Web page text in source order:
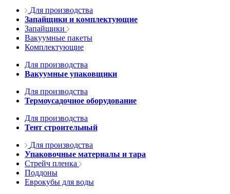
Для производства
Запайщики и комплектующие
Запайщики
Вакуумные пакеты
Комплектующие
Для производства
Вакуумные упаковщики
Для производства
Термоусадочное оборудование
Для производства
Тент строительный
Для производства
Упаковочные материалы и тара
Стрейч пленка
Поддоны
Еврокубы для воды